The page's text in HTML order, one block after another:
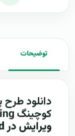
توضیحات
دانلود طرح
کوچینگ
ویرایش در Word+ آپدیت رایگان